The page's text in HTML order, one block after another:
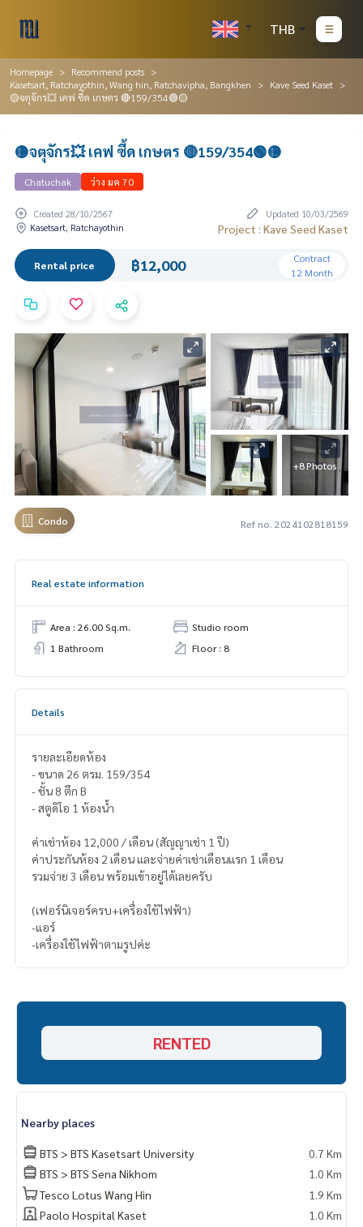
THB
Homepage
Recommend posts
Kasetsart, Ratchayothin, Wang hin, Ratchavipha, Bangkhen
Kave Seed Kaset
🟡จตุจักร💥 เคฟ ซี้ด เกษตร 🔴159/354🟢🟡
🟡จตุจักร💥 เคฟ ซี้ด เกษตร 🔴159/354🟢🟡
Chatuchak ว่าง มค 70
Created 28/10/2567
Updated 10/03/2569
Kasetsart, Ratchayothin
Project : Kave Seed Kaset
Rental price ฿12,000
Contract
12 Month
+8 Photos
Condo Ref no. 2024102818159
Real estate information
Area : 26.00 Sq.m.
Studio room
1 Bathroom
Floor : 8
Details
รายละเอียดห้อง
- ขนาด 26 ตรม. 159/354
- ชั้น 8 ตึก B
- สตูดิโอ 1 ห้องน้ำ
ค่าเช่าห้อง 12,000 / เดือน (สัญญาเช่า 1 ปี)
ค่าประกันห้อง 2 เดือน และจ่ายค่าเช่าเดือนแรก 1 เดือน
รวมจ่าย 3 เดือน พร้อมเข้าอยู่ได้เลยครับ
(เฟอร์นิเจอร์ครบ+เครื่องใช้ไฟฟ้า)
-แอร์
-เครื่องใช้ไฟฟ้าตามรูปค่ะ
RENTED
Nearby places
BTS > BTS Kasetsart University
0.7 Km
BTS > BTS Sena Nikhom
1.0 Km
Tesco Lotus Wang Hin
1.9 Km
Paolo Hospital Kaset
1.0 Km